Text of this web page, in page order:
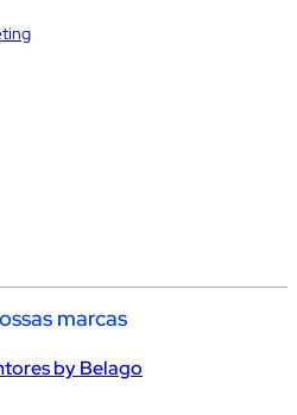
marcas
by Belago